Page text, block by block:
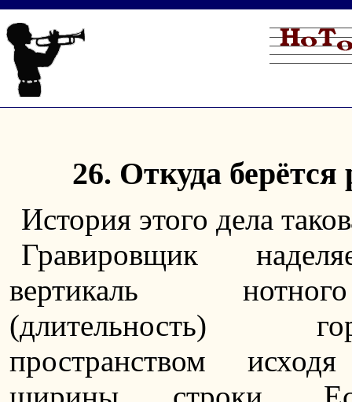
26. Откуда
История этого дела
Гравировщик
вертикаль
(длительность)
пространством